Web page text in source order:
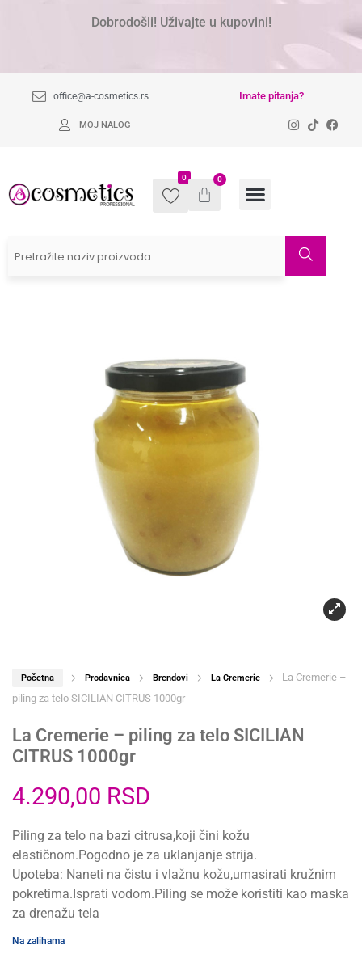
Dobrodošli! Uživajte u kupovini!
office@a-cosmetics.rs Imate pitanja?
MOJ NALOG
0 0
Početna Prodavnica Brendovi La Cremerie
La Cremerie –
piling za telo SICILIAN CITRUS 1000gr
La Cremerie – piling za telo SICILIAN
CITRUS 1000gr
4.290,00 RSD
Piling za telo na bazi citrusa,koji čini kožu
elastičnom.Pogodno je za uklanjanje strija.
Upoteba: Naneti na čistu i vlažnu kožu,umasirati kružnim
pokretima.Isprati vodom.Piling se može koristiti kao maska
za drenažu tela
Na zalihama